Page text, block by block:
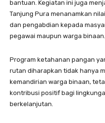
bantuan. Kegiatan ini juga
Tanjung Pura menanamkan
dan pengabdian kepada
pegawai maupun warga binaan.
Program ketahanan pangan
rutan diharapkan tidak hanya
kemandirian warga binaan,
kontribusi positif bagi
berkelanjutan.